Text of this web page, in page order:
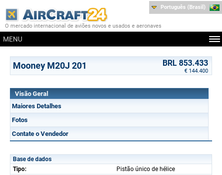
O mercado internacional de aviões novos e usados e aeronaves
MENU
Português (Brasil)
Mooney M20J 201 BRL 853.433
€ 144.400
Visão Geral
Maiores Detalhes
Fotos
Contate o Vendedor
Base de dados
Tipo:
Pistão único de hélice